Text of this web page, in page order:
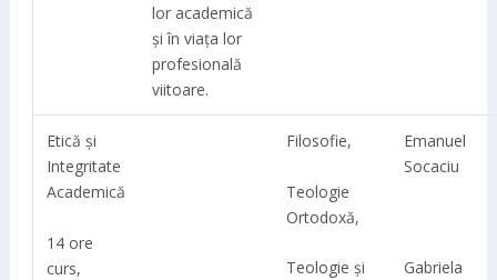
lor academică
și în viața lor
profesională
viitoare.
Etică și
Integritate
Academică
14 ore
curs,
Filosofie,
Teologie
Ortodoxă,
Teologie și
Emanuel
Socaciu
Gabriela